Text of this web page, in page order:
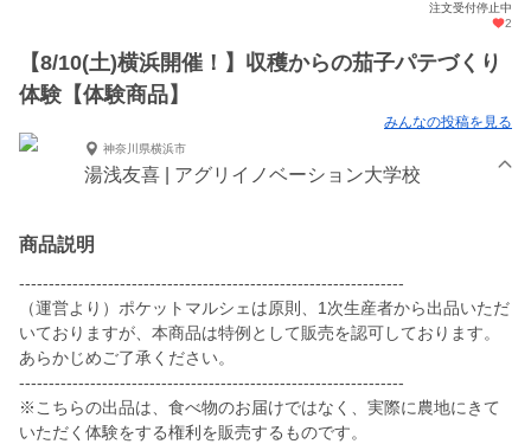
注文受付停止中
2
【8/10(土)横浜開催！】収穫からの茄子パテづくり
体験【体験商品】
みんなの投稿を見る
神奈川県横浜市
湯浅友喜 | アグリイノベーション大学校
商品説明
-----------------------------------------------------------------
（運営より）ポケットマルシェは原則、1次生産者から出品いただ
いておりますが、本商品は特例として販売を認可しております。
あらかじめご了承ください。
-----------------------------------------------------------------
※こちらの出品は、食べ物のお届けではなく、実際に農地にきて
いただく体験をする権利を販売するものです。